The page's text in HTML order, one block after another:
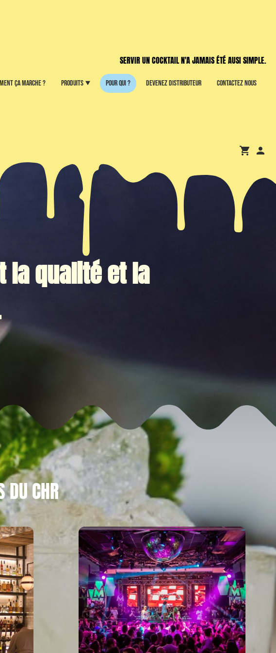
SERVIR UN COCKTAIL N'A JAMAIS ÉTÉ AUSI SIMPLE.
ça marche ? Produits Pour qui ? Devenez distributeur Contactez nous
la qualité et la
DU CHR